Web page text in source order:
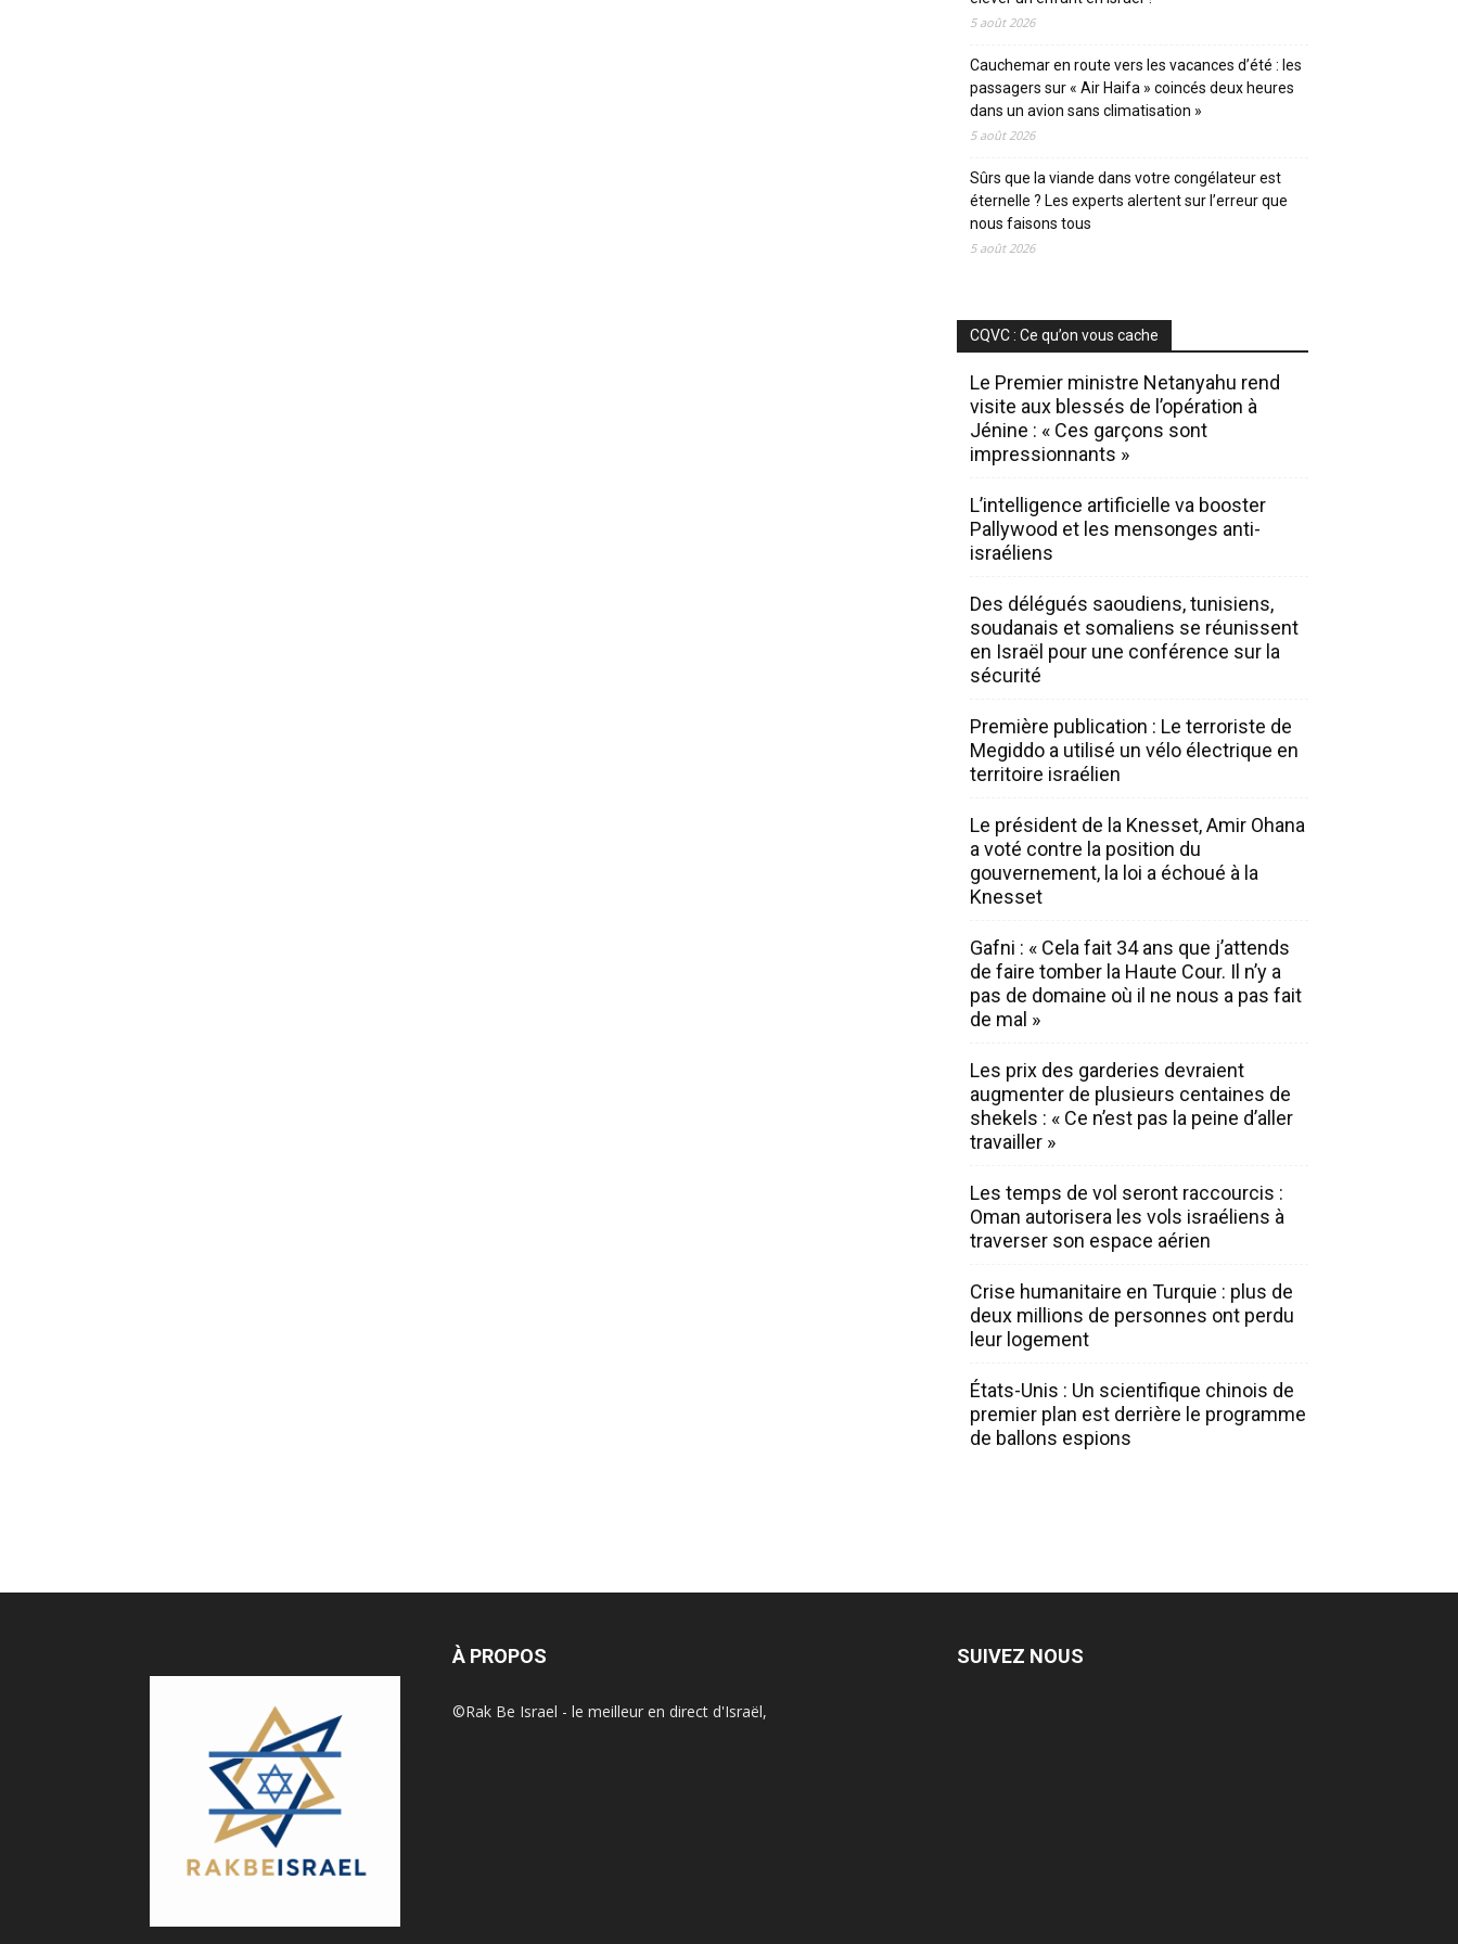
5 août 2026
Cauchemar en route vers les vacances d’été : les
passagers sur « Air Haifa » coincés deux heures
dans un avion sans climatisation »
5 août 2026
Sûrs que la viande dans votre congélateur est
éternelle ? Les experts alertent sur l’erreur que
nous faisons tous
5 août 2026
CQVC : Ce qu’on vous cache
Le Premier ministre Netanyahu rend
visite aux blessés de l’opération à
Jénine : « Ces garçons sont
impressionnants »
L’intelligence artificielle va booster
Pallywood et les mensonges anti-
israéliens
Des délégués saoudiens, tunisiens,
soudanais et somaliens se réunissent
en Israël pour une conférence sur la
sécurité
Première publication : Le terroriste de
Megiddo a utilisé un vélo électrique en
territoire israélien
Le président de la Knesset, Amir Ohana
a voté contre la position du
gouvernement, la loi a échoué à la
Knesset
Gafni : « Cela fait 34 ans que j’attends
de faire tomber la Haute Cour. Il n’y a
pas de domaine où il ne nous a pas fait
de mal »
Les prix des garderies devraient
augmenter de plusieurs centaines de
shekels : « Ce n’est pas la peine d’aller
travailler »
Les temps de vol seront raccourcis :
Oman autorisera les vols israéliens à
traverser son espace aérien
Crise humanitaire en Turquie : plus de
deux millions de personnes ont perdu
leur logement
États-Unis : Un scientifique chinois de
premier plan est derrière le programme
de ballons espions
À PROPOS
©Rak Be Israel - le meilleur en direct d'Israël,
SUIVEZ NOUS